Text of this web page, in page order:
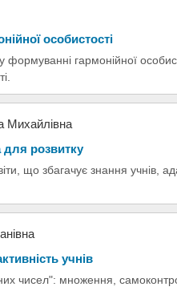
особистості
формуванні гармонійної
Михайлівна
для розвитку
що збагачує знання учнів,
учнів
чисел": множення,